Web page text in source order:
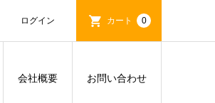
ログイン カート 0
会社概要 お問い合わせ